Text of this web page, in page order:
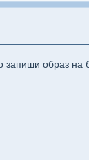
запиши образ на